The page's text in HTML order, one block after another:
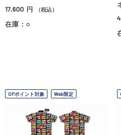
17,600 円 （税込）
在庫：○
OPポイント対象 Web限定